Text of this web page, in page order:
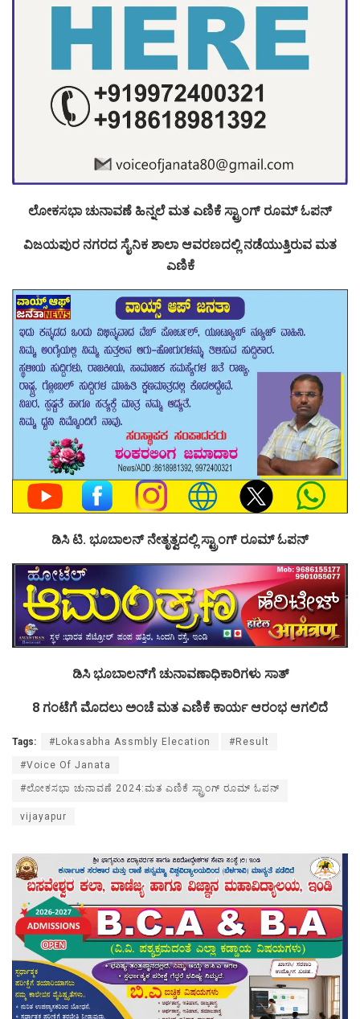
ಲೋಕಸಭಾ ಚುನಾವಣೆ ಹಿನ್ನಲೆ ಮತ ಎಣಿಕೆ ಸ್ಟ್ರಾಂಗ್ ರೂಮ್ ಓಪನ್
ವಿಜಯಪುರ ನಗರದ ಸೈನಿಕ ಶಾಲಾ ಆವರಣದಲ್ಲಿ ನಡೆಯುತ್ತಿರುವ ಮತ
ಎಣಿಕೆ
ಡಿಸಿ ಟಿ. ಭೂಬಾಲನ್ ನೇತೃತ್ವದಲ್ಲಿ ಸ್ಟ್ರಾಂಗ್ ರೂಮ್ ಓಪನ್
ಡಿಸಿ ಭೂಬಾಲನ್‌ಗೆ ಚುನಾವಣಾಧಿಕಾರಿಗಳು ಸಾತ್
8 ಗಂಟೆಗೆ ಮೊದಲು ಅಂಚೆ ಮತ ಎಣಿಕೆ ಕಾರ್ಯ ಆರಂಭ ಆಗಲಿದೆ
Tags: #Lokasabha Assmbly Elecation #Result
#Voice Of Janata
#ಲೋಕಸಭಾ‌ ಚುನಾವಣೆ 2024:ಮತ ಎಣಿಕೆ ಸ್ಟ್ರಾಂಗ್ ರೂಮ್ ಓಪನ್
vijayapur